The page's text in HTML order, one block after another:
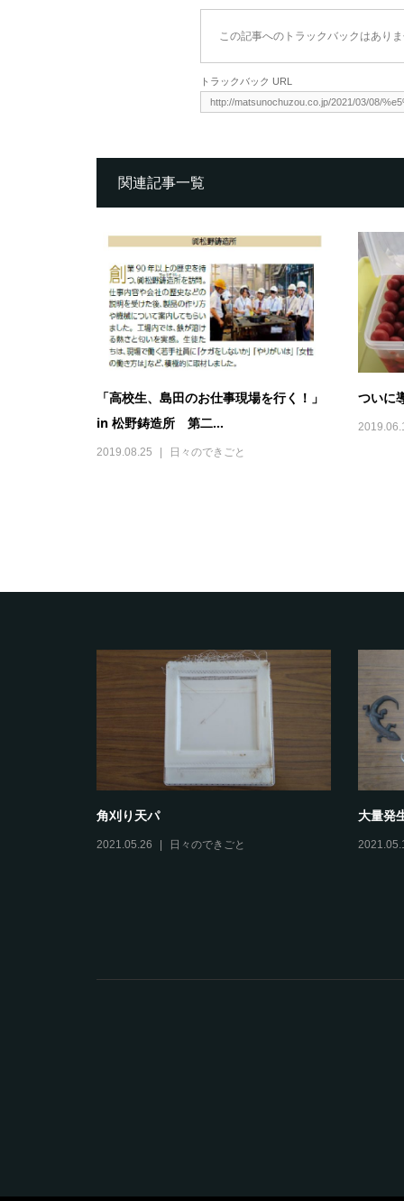
この記事へのトラックバックはあり
トラックバック URL
関連記事一覧
「高校生、島田のお仕事現場を行く！」
in 松野鋳造所 第二...
2019.08.25 日々のできごと
ついに
フードファイト
松野鋳造所につ 2021.08.05
松野鋳造所に